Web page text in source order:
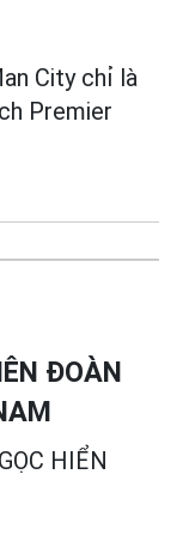
City chỉ là
Premier
ĐOÀN
HIỂN